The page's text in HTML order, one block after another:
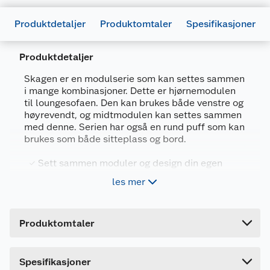
Produktdetaljer Produktomtaler Spesifikasjoner
Produktdetaljer
Skagen er en modulserie som kan settes sammen
i mange kombinasjoner. Dette er hjørnemodulen
til loungesofaen. Den kan brukes både venstre og
høyrevendt, og midtmodulen kan settes sammen
med denne. Serien har også en rund puff som kan
brukes som både sitteplass og bord.
Sett sammen moduler og design din egen
sittehøyde 36 cm
les mer
Produktomtaler
Spesifikasjoner
Artikkelnummer
7025180746855
Leverandørens artikkelnummer
SPD-C-M-L1
Størrelse
135 X 109 X 64 CM
Lengde